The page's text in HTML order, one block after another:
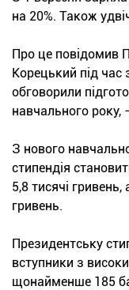
на 20%. Також
Про це повідомив
Корецький під час
обговорили
навчального
З нового
стипендія
5,8 тисячі
гривень.
Президентську
вступники з
щонайменше 185